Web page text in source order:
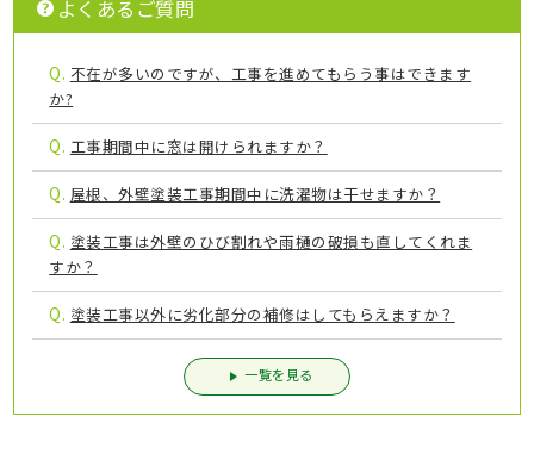
よくあるご質問
Q. 不在が多いのですが、工事を進めてもらう事はできます
か?
Q. 工事期間中に窓は開けられますか？
Q. 屋根、外壁塗装工事期間中に洗濯物は干せますか？
Q. 塗装工事は外壁のひび割れや雨樋の破損も直してくれま
すか？
Q. 塗装工事以外に劣化部分の補修はしてもらえますか？
一覧を見る